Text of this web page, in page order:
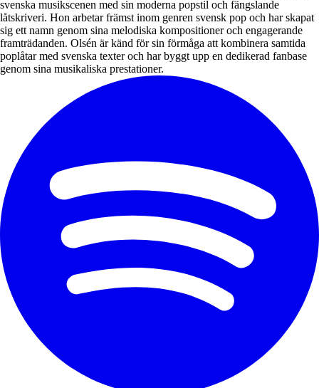
svenska musikscenen med sin moderna popstil och fängslande
låtskriveri. Hon arbetar främst inom genren svensk pop och har skapat
sig ett namn genom sina melodiska kompositioner och engagerande
framträdanden. Olsén är känd för sin förmåga att kombinera samtida
poplåtar med svenska texter och har byggt upp en dedikerad fanbase
genom sina musikaliska prestationer.